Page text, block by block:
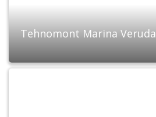
Tehnomont Marina Veruda